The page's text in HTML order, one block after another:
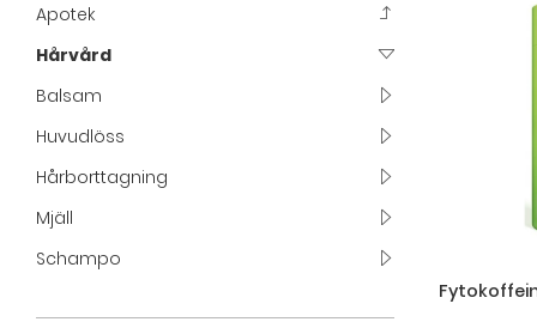
Apotek
Hårvård
Balsam
Huvudlöss
Hårborttagning
Mjäll
Schampo